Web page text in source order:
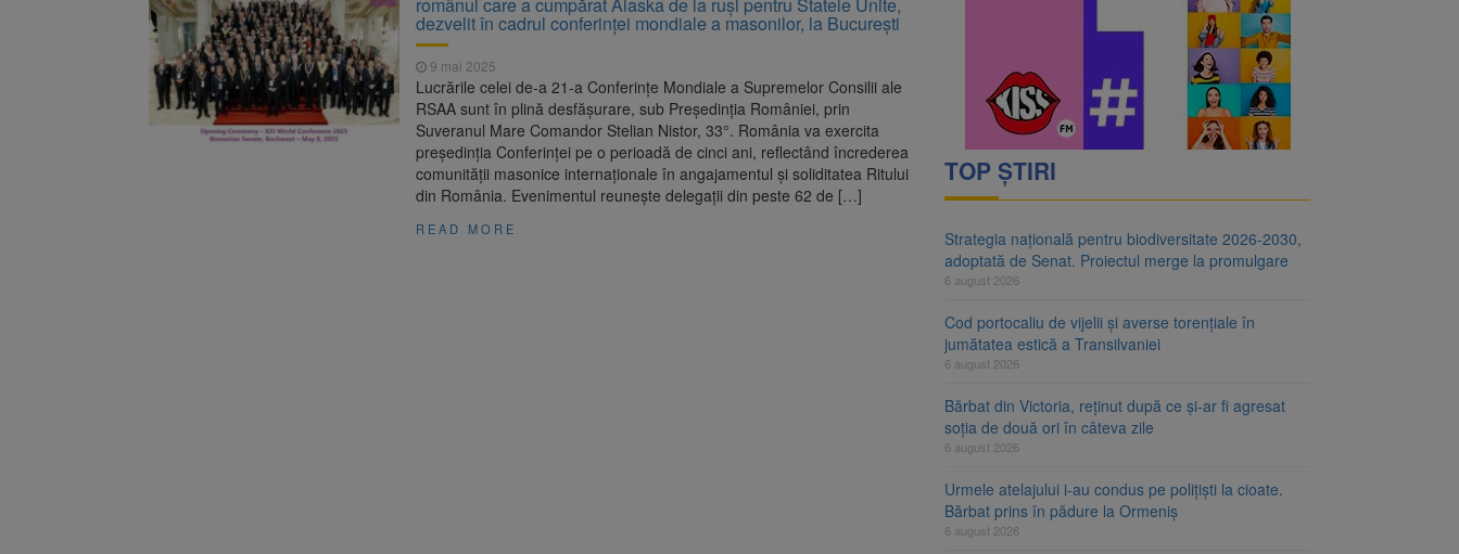
6 august 2026
Înalta Curte analizează dosarul lui Călin Georgescu și Horațiu Potra. Judecătorii decid dacă începe
procesul
6 august 2026
dezvelit în cadrul conferinței mondiale a masonilor, la București
9 mai 2025
Lucrările celei de-a 21-a Conferințe Mondiale a Supremelor Consilii ale
RSAA sunt în plină desfășurare, sub Președinția României, prin
Suveranul Mare Comandor Stelian Nistor, 33°. România va exercita
președinția Conferinței pe o perioadă de cinci ani, reflectând încrederea
comunității masonice internaționale în angajamentul și soliditatea Ritului
din România. Evenimentul reunește delegații din peste 62 de […]
READ MORE
TOP ȘTIRI
Strategia națională pentru biodiversitate 2026-2030,
adoptată de Senat. Proiectul merge la promulgare
6 august 2026
Cod portocaliu de vijelii și averse torențiale în
jumătatea estică a Transilvaniei
6 august 2026
Bărbat din Victoria, reținut după ce și-ar fi agresat
soția de două ori în câteva zile
6 august 2026
Urmele atelajului i-au condus pe polițiști la cioate.
Bărbat prins în pădure la Ormeniș
6 august 2026